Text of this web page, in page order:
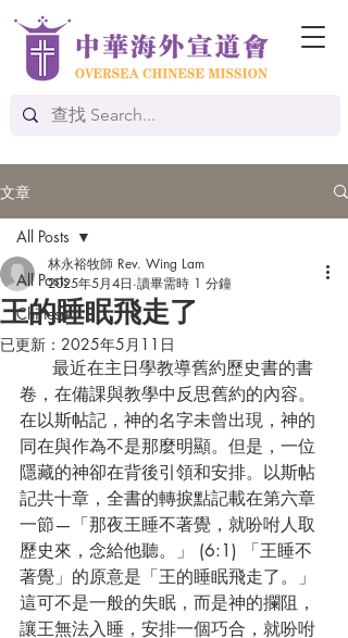
文章
All Posts
Chinese
All Posts
王的睡眠飛走了
林永裕牧師 Rev. Wing Lam
2025年5月4日 讀畢需時 1 分鐘
已更新： 2025年5月11日
卷，在備課與教學中反思舊約的內容。
在以斯帖記，神的名字未曾出現，神的
同在與作為不是那麼明顯。但是，一位
隱藏的神卻在背後引領和安排。以斯帖
記共十章，全書的轉捩點記載在第六章
一節—「那夜王睡不著覺，就吩咐人取
歷史來，念給他聽。」 (6:1) 「王睡不
著覺」的原意是「王的睡眠飛走了。」
這可不是一般的失眠，而是神的攔阻，
讓王無法入睡，安排一個巧合，就吩咐